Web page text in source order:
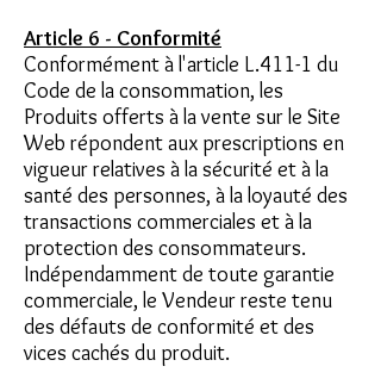
Article 6 - Conformité
Conformément à l'article L.411-1 du
Code de la consommation, les
Produits offerts à la vente sur le Site
Web répondent aux prescriptions en
vigueur relatives à la sécurité et à la
santé des personnes, à la loyauté des
transactions commerciales et à la
protection des consommateurs.
Indépendamment de toute garantie
commerciale, le Vendeur reste tenu
des défauts de conformité et des
vices cachés du produit.